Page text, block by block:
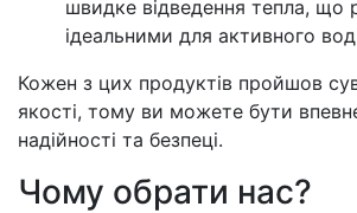
швидке відведення тепла, що
ідеальними для активного
Кожен з цих продуктів пройшов
якості, тому ви можете бути
надійності та безпеці.
Чому обрати нас?